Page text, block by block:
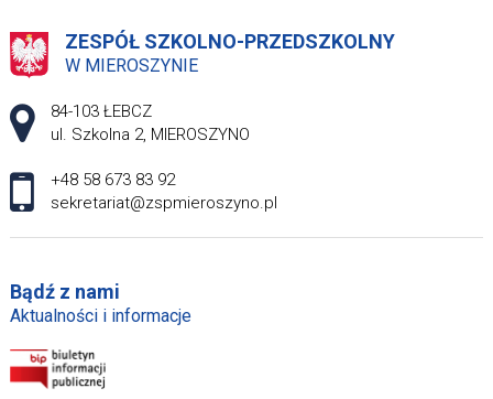
ZESPÓŁ SZKOLNO-PRZEDSZKOLNY
W MIEROSZYNIE
Adres pocztowy:
84-103 ŁEBCZ
ul. Szkolna 2, MIEROSZYNO
+48 58 673 83 92
sekretariat@zspmieroszyno.pl
Bądź z nami
Aktualności i informacje